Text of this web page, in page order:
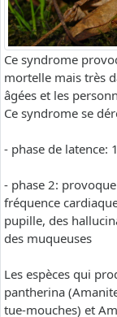
Ce syndrome
mortelle mais très
âgées et les
Ce syndrome se
- phase de latence:
- phase 2:
fréquence
pupille, des
des muqueuses
Les espèces qui
pantherina
tue-mouches) et